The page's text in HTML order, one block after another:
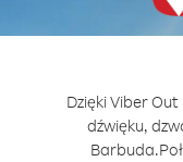
Dzięki Viber
dźwięku,
Barbuda.